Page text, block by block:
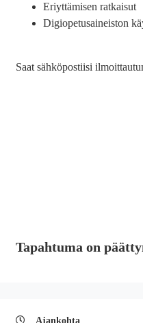
Eriyttämisen ratkaisut
Digiopetusaineiston
Saat sähköpostiisi
Tapahtuma on
Ajankohta